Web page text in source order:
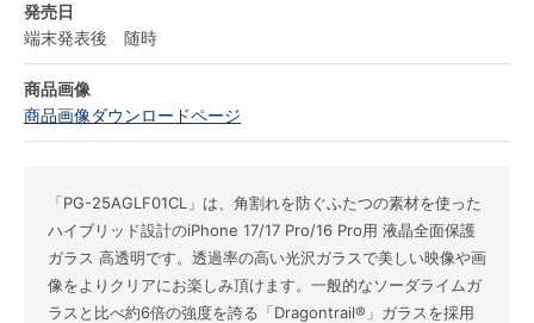
発売日
端末発表後 随時
商品画像
商品画像ダウンロードページ
「PG-25AGLF01CL」は、角割れを防ぐふたつの素材を使った
ハイブリッド設計のiPhone 17/17 Pro/16 Pro用 液晶全面保護
ガラス 高透明です。透過率の高い光沢ガラスで美しい映像や画
像をよりクリアにお楽しみ頂けます。一般的なソーダライムガ
ラスと比べ約6倍の強度を誇る「Dragontrail®」ガラスを採用